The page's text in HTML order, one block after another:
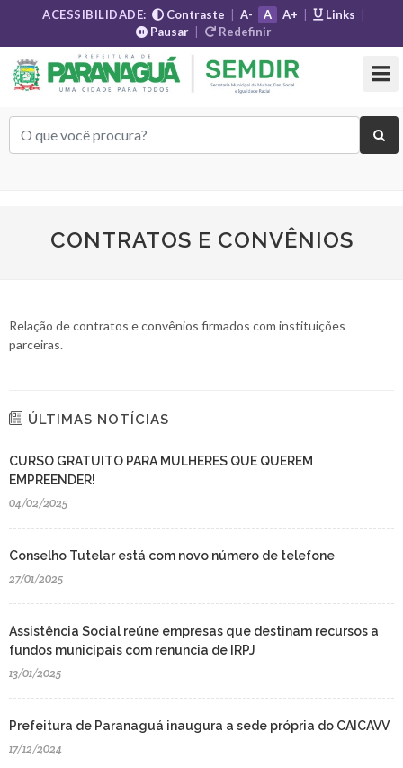
ACESSIBILIDADE: Contraste A- A A+ Links
Pausar
Redefinir
CONTRATOS E CONVÊNIOS
Relação de contratos e convênios firmados com instituições
parceiras.
ÚLTIMAS NOTÍCIAS
CURSO GRATUITO PARA MULHERES QUE QUEREM
EMPREENDER!
04/02/2025
Conselho Tutelar está com novo número de telefone
27/01/2025
Assistência Social reúne empresas que destinam recursos a
fundos municipais com renuncia de IRPJ
13/01/2025
Prefeitura de Paranaguá inaugura a sede própria do CAICAVV
17/12/2024